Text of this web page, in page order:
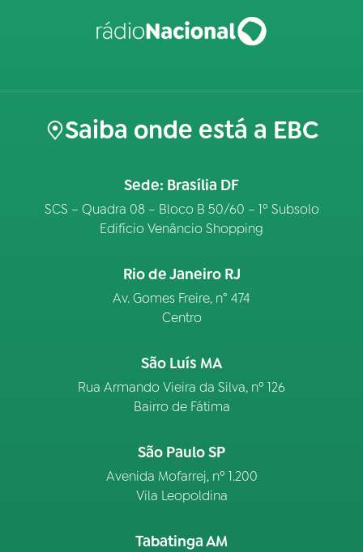
Saiba onde está a EBC
Sede: Brasília DF
SCS – Quadra 08 – Bloco B 50/60 – 1º Subsolo
Edifício Venâncio Shopping
Rio de Janeiro RJ
Av. Gomes Freire, n° 474
Centro
São Luís MA
Rua Armando Vieira da Silva, nº 126
Bairro de Fátima
São Paulo SP
Avenida Mofarrej, nº 1.200
Vila Leopoldina
Tabatinga AM